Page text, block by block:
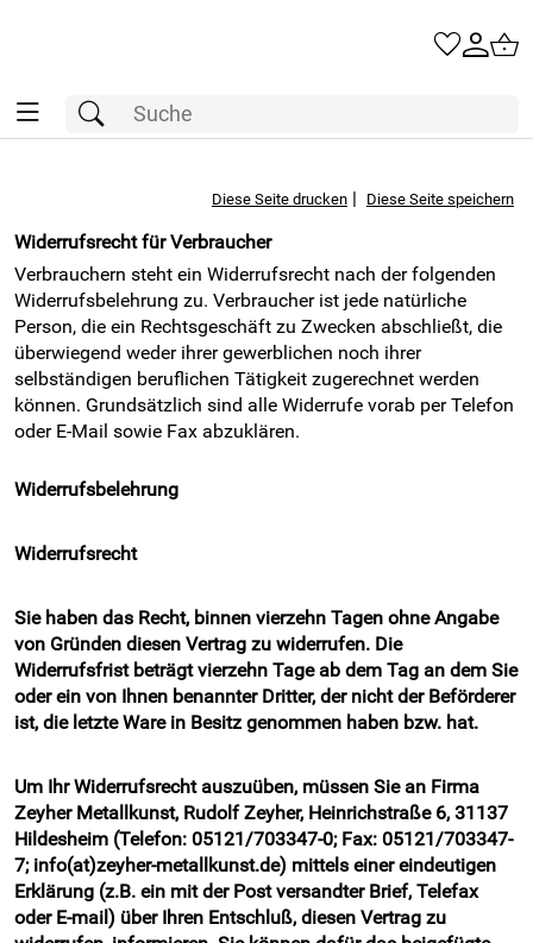
Diese Seite drucken | Diese Seite speichern
Widerrufsrecht für Verbraucher
Verbrauchern steht ein Widerrufsrecht nach der folgenden
Widerrufsbelehrung zu. Verbraucher ist jede natürliche
Person, die ein Rechtsgeschäft zu Zwecken abschließt, die
überwiegend weder ihrer gewerblichen noch ihrer
selbständigen beruflichen Tätigkeit zugerechnet werden
können. Grundsätzlich sind alle Widerrufe vorab per Telefon
oder E-Mail sowie Fax abzuklären.
Widerrufsbelehrung
Widerrufsrecht
Sie haben das Recht, binnen vierzehn Tagen ohne Angabe
von Gründen diesen Vertrag zu widerrufen. Die
Widerrufsfrist beträgt vierzehn Tage ab dem Tag an dem Sie
oder ein von Ihnen benannter Dritter, der nicht der Beförderer
ist, die letzte Ware in Besitz genommen haben bzw. hat.
Um Ihr Widerrufsrecht auszuüben, müssen Sie an Firma
Zeyher Metallkunst, Rudolf Zeyher, Heinrichstraße 6, 31137
Hildesheim (Telefon: 05121/703347-0; Fax: 05121/703347-
7; info(at)zeyher-metallkunst.de) mittels einer eindeutigen
Erklärung (z.B. ein mit der Post versandter Brief, Telefax
oder E-mail) über Ihren Entschluß, diesen Vertrag zu